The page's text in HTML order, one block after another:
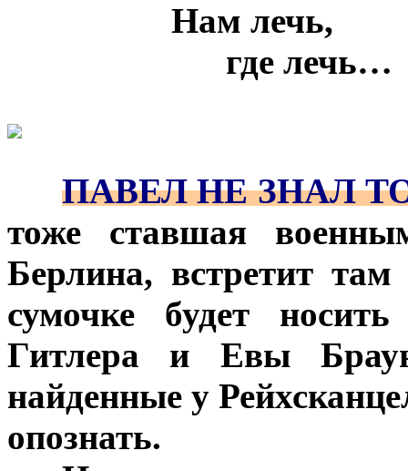
Нам лечь,
где лечь…
ПАВЕЛ НЕ ЗНАЛ
тоже ставшая
Берлина, встретит
сумочке будет
Гитлера и Евы
найденные у
опознать.